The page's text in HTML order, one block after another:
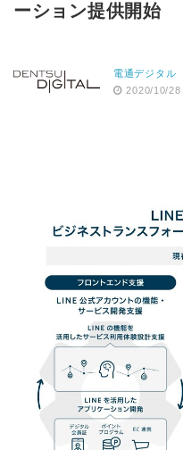
ーション提供開始
電通デジタル
2020/10/28